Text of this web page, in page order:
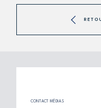
CONTACT MÉDIAS